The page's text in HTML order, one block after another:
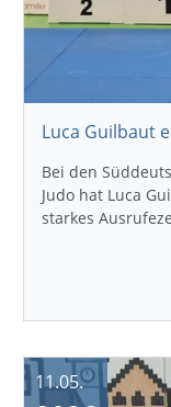
Bei den
Judo hat Luca
starkes
11.05.